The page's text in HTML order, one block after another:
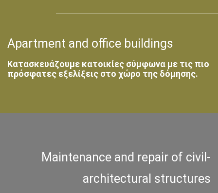
Apartment and office buildings
Κατασκευάζουμε κατοικίες σύμφωνα με τις πιο
πρόσφατες εξελίξεις στο χώρο της δόμησης.
Maintenance and repair of civil-
architectural structures